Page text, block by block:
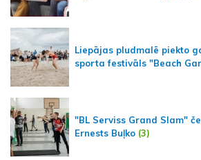
Liepājas pludmalē piekto
sporta festivāls "Beach
"BL Serviss Grand Slam"
Ernests Buļko (3)